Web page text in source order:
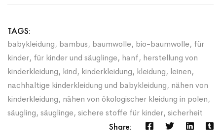
TAGS:
babykleidung, bambus, baumwolle, bio-baumwolle, für
kinder, für kinder und säuglinge, hanf, herstellung von
kinderkleidung, kind, kinderkleidung, kleidung, leinen,
nachhaltige kinderkleidung und babykleidung, nähen von
kinderkleidung, nähen von ökologischer kleidung in polen,
säugling, säuglinge, sichere stoffe für kinder, sicherheit
Share: